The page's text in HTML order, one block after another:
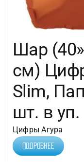
Шар
см)
Slim,
шт. в уп.
Цифры Агура
Подробнее